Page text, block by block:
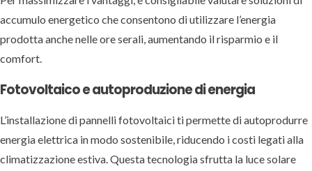
accumulo energetico che consentono di utilizzare l’energia
prodotta anche nelle ore serali, aumentando il risparmio e il
comfort.
Fotovoltaico e autoproduzione di energia
L’installazione di pannelli fotovoltaici ti permette di autoprodurre
energia elettrica in modo sostenibile, riducendo i costi legati alla
climatizzazione estiva. Questa tecnologia sfrutta la luce solare